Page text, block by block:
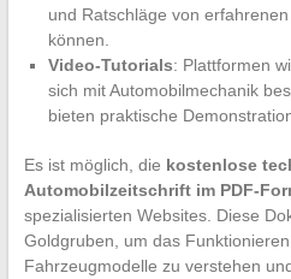
und Ratschläge von
können.
Video-Tutorials: Plattformen
sich mit Automobilmechanik
bieten praktische
Es ist möglich, die kostenlose
Automobilzeitschrift im PDF-
spezialisierten Websites. Diese
Goldgruben, um das
Fahrzeugmodelle zu verstehen